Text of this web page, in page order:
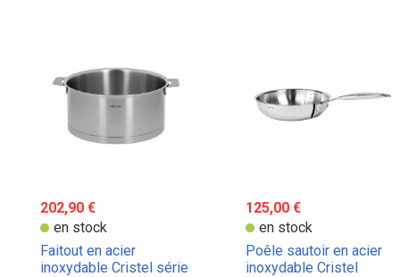
202,90 €
en stock
Faitout en acier
inoxydable Cristel série
125,00 €
en stock
Poêle sautoir en acier
inoxydable Cristel